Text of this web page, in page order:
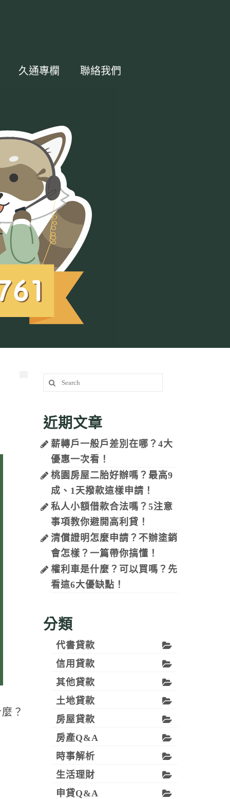
久通專欄 聯絡我們
？
Search
for:
近期文章
薪轉戶一般戶差別在哪？4大
優惠一次看！
桃園房屋二胎好辦嗎？最高9
成、1天撥款這樣申請！
私人小額借款合法嗎？5注意
事項教你避開高利貸！
清償證明怎麼申請？不辦塗銷
會怎樣？一篇帶你搞懂！
權利車是什麼？可以買嗎？先
看這6大優缺點！
分類
代書貸款
信用貸款
其他貸款
土地貸款
房屋貸款
房產Q&A
時事解析
生活理財
申貸Q&A